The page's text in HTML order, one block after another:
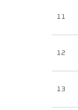
11
12
13